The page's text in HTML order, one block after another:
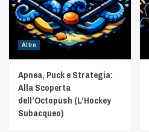
Altro
Apnea, Puck e Strategia:
Alla Scoperta
dell’Octopush (L’Hockey
Subacqueo)